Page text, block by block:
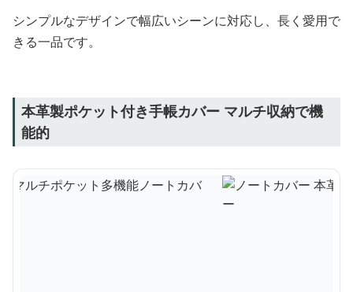
シンプルなデザインで幅広いシーンに対応し、長く愛用で
きる一品です。
本革製ポケット付き手帳カバー マルチ収納で機
能的